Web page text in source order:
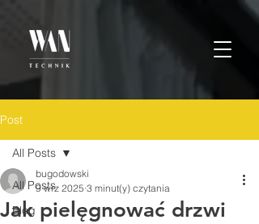
Post
All Posts
Blog
All Posts
Jak pielęgnować drzwi
bugodowski
9 wrz 2025 3 minut(y) czytania